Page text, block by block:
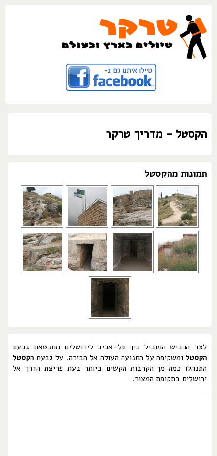
הקסטל - מדריך טרקר
תמונות מהקסטל
לצד הכביש המוביל בין תל-אביב לירושלים מתנשאת גבעת
הקסטל ומשקיפה על התנועה העולה אל הבירה. על גבעת הקסטל
התנהלו כמה מן הקרבות הקשים ביותר בעת פריצת הדרך אל
ירושלים בתקופת המצור.